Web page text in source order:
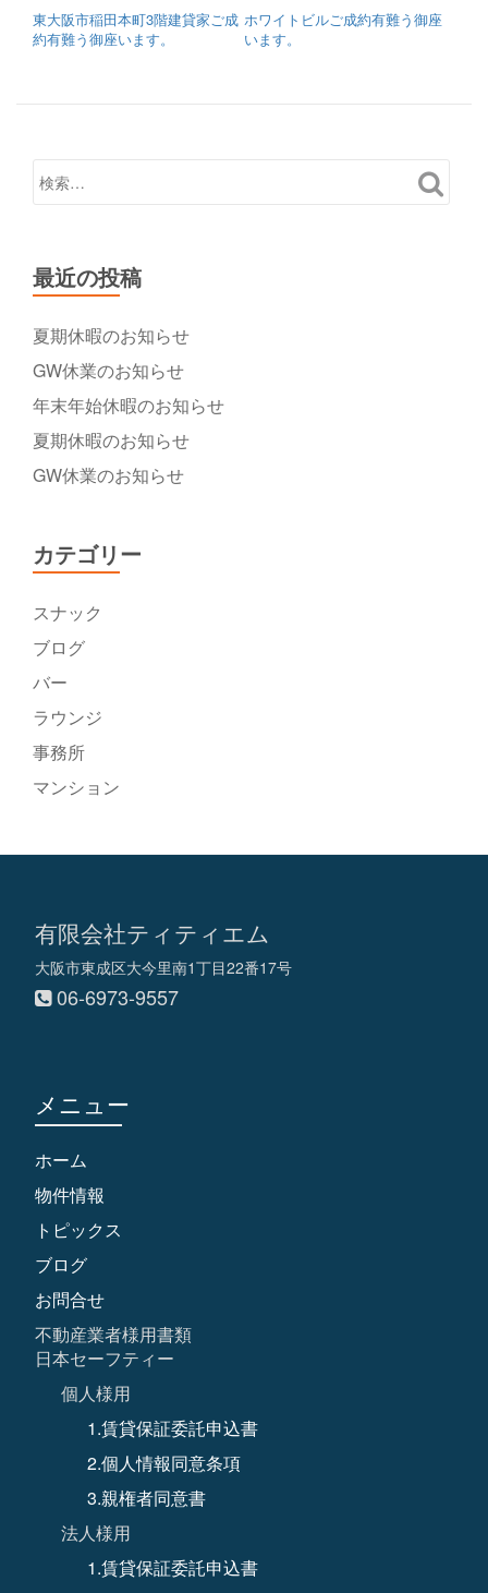
東大阪市稲田本町3階建貸家ご成
約有難う御座います。
ホワイトビルご成約有難う御座
います。
最近の投稿
夏期休暇のお知らせ
GW休業のお知らせ
年末年始休暇のお知らせ
夏期休暇のお知らせ
GW休業のお知らせ
カテゴリー
スナック
ブログ
バー
ラウンジ
事務所
マンション
有限会社ティティエム
大阪市東成区大今里南1丁目22番17号
06-6973-9557
メニュー
ホーム
物件情報
トピックス
ブログ
お問合せ
不動産業者様用書類
日本セーフティー
個人様用
1.賃貸保証委託申込書
2.個人情報同意条項
3.親権者同意書
法人様用
1.賃貸保証委託申込書